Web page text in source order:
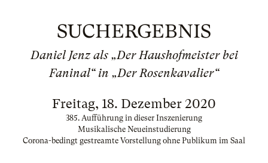
SUCHERGEBNIS
Daniel Jenz als „Der Haushofmeister bei
Faninal“ in „Der Rosenkavalier“
Freitag, 18. Dezember 2020
385. Aufführung in dieser Inszenierung
Musikalische Neueinstudierung
Corona-bedingt gestreamte Vorstellung ohne Publikum im Saal